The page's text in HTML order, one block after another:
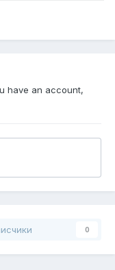
have an account,
0